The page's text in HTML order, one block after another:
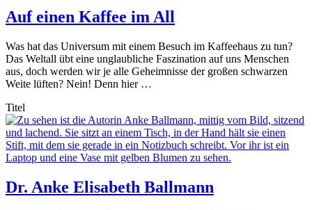
Auf einen Kaffee im All
Was hat das Universum mit einem Besuch im Kaffeehaus zu tun?
Das Weltall übt eine unglaubliche Faszination auf uns Menschen
aus, doch werden wir je alle Geheimnisse der großen schwarzen
Weite lüften? Nein! Denn hier …
Titel
Dr. Anke Elisabeth Ballmann